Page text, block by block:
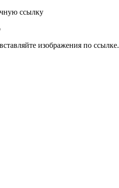
ссылку
изображения по ссылке.